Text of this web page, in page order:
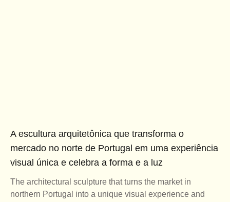
A escultura arquitetônica que transforma o
mercado no norte de Portugal em uma experiência
visual única e celebra a forma e a luz
The architectural sculpture that turns the market in
northern Portugal into a unique visual experience and